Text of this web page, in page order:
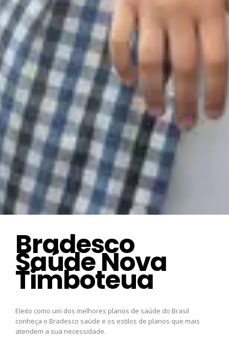
Bradesco
Saúde Nova
Timboteua
Eleito como um dos melhores planos de saúde do Brasil
conheça o Bradesco saúde e os estilos de planos que mais
atendem a sua necessidade.